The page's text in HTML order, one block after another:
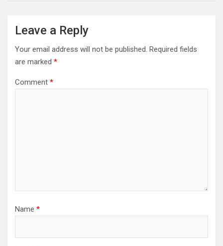
Leave a Reply
Your email address will not be published. Required fields
are marked *
Comment *
Name *